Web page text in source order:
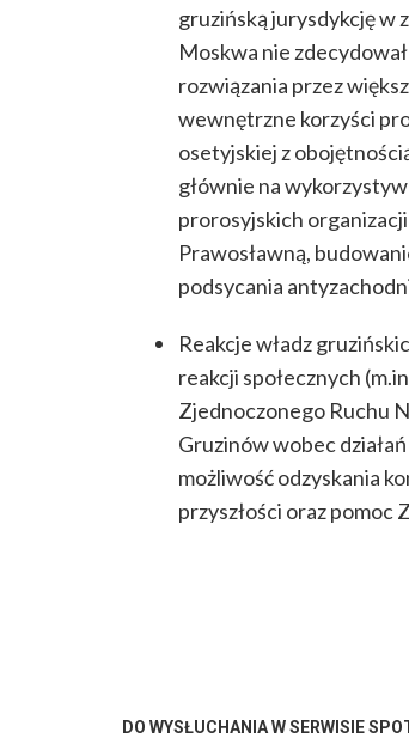
gruzińską jurysdykcję w
Moskwa nie
rozwiązania przez
wewnętrzne korzyści
osetyjskiej z
głównie na
prorosyjskich
Prawosławną,
podsycania
Reakcje władz
reakcji społecznych
Zjednoczonego Ruchu
Gruzinów wobec
możliwość odzyskania
przyszłości oraz pomoc
DO WYSŁUCHANIA W SERWISIE